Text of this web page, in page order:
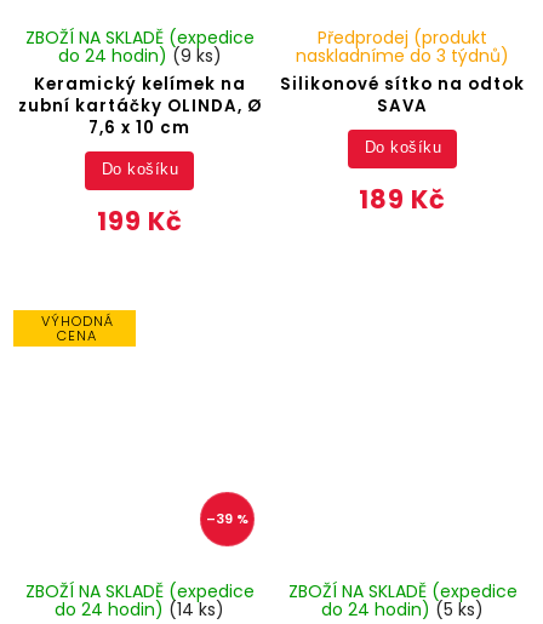
Keramický kelímek na
zubní kartáčky OLINDA, Ø
7,6 x 10 cm
ZBOŽÍ NA SKLADĚ (expedice
do 24 hodin) (9 ks)
199 Kč
Do košíku
Silikonové sítko na odtok
SAVA
Předprodej (produkt
naskladníme do 3 týdnů)
189 Kč
Do košíku
VÝHODNÁ
CENA
–39 %
ZBOŽÍ NA SKLADĚ (expedice
do 24 hodin) (14 ks)
ZBOŽÍ NA SKLADĚ (expedice
do 24 hodin) (5 ks)